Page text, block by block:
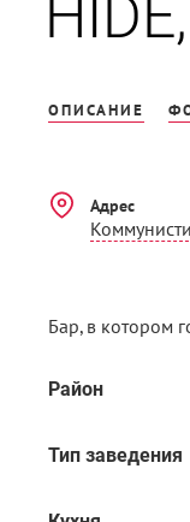
ОПИСАНИЕ
Адрес
Бар, в котором
Район
Тип заведения